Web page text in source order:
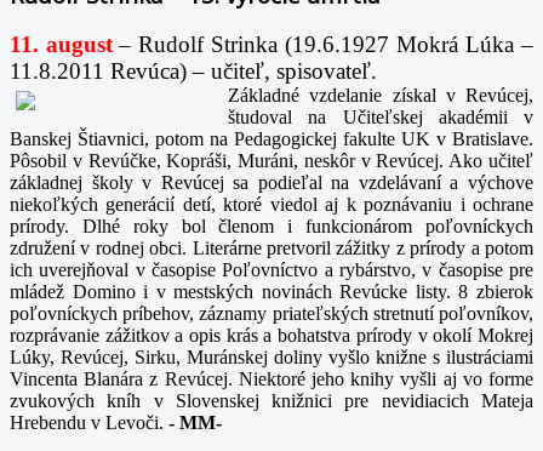
11. august – Rudolf Strinka (19.6.1927 Mokrá Lúka –
11.8.2011 Revúca) – učiteľ, spisovateľ.
Základné vzdelanie získal v Revúcej,
študoval na Učiteľskej akadémii v
Banskej Štiavnici, potom na Pedagogickej fakulte UK v Bratislave.
Pôsobil v Revúčke, Kopráši, Muráni, neskôr v Revúcej. Ako učiteľ
základnej školy v Revúcej sa podieľal na vzdelávaní a výchove
niekoľkých generácií detí, ktoré viedol aj k poznávaniu i ochrane
prírody. Dlhé roky bol členom i funkcionárom poľovníckych
združení v rodnej obci. Literárne pretvoril zážitky z prírody a potom
ich uverejňoval v časopise Poľovníctvo a rybárstvo, v časopise pre
mládež Domino i v mestských novinách Revúcke listy. 8 zbierok
poľovníckych príbehov, záznamy priateľských stretnutí poľovníkov,
rozprávanie zážitkov a opis krás a bohatstva prírody v okolí Mokrej
Lúky, Revúcej, Sirku, Muránskej doliny vyšlo knižne s ilustráciami
Vincenta Blanára z Revúcej. Niektoré jeho knihy vyšli aj vo forme
zvukových kníh v Slovenskej knižnici pre nevidiacich Mateja
Hrebendu v Levoči. - MM-